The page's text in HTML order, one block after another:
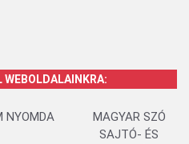
WEBOLDALAINKRA:
NYOMDA
MAGYAR SZÓ
SAJTÓ- ÉS